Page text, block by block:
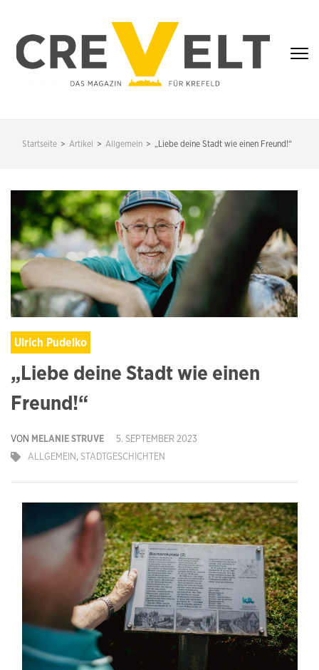
springen
(Enter
KREFELD
Startseite > Artikel > Allgemein > „Liebe deine Stadt wie einen Freund!“
Ulrich Pudelko
„Liebe deine Stadt wie einen
Freund!“
VON MELANIE STRUVE
5. SEPTEMBER 2023
ALLGEMEIN, STADTGESCHICHTEN